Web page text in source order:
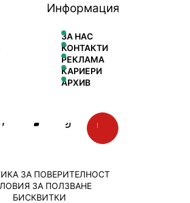
Информация
ЗА НАС
КОНТАКТИ
РЕКЛАМА
КАРИЕРИ
АРХИВ
ЗА ПОВЕРИТЕЛНОСТ
ЗА ПОЛЗВАНЕ
БИСКВИТКИ